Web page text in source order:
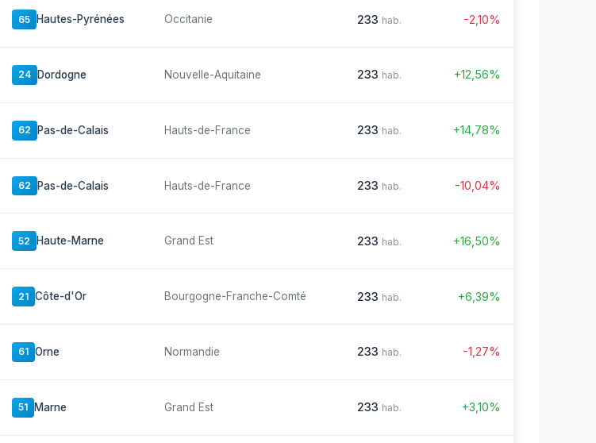
65 Hautes-Pyrénées Occitanie 233 hab. -2,10%
24 Dordogne Nouvelle-Aquitaine 233 hab. +12,56%
62 Pas-de-Calais Hauts-de-France 233 hab. +14,78%
62 Pas-de-Calais Hauts-de-France 233 hab. -10,04%
52 Haute-Marne Grand Est 233 hab. +16,50%
21 Côte-d'Or Bourgogne-Franche-Comté 233 hab. +6,39%
61 Orne Normandie 233 hab. -1,27%
51 Marne Grand Est 233 hab. +3,10%